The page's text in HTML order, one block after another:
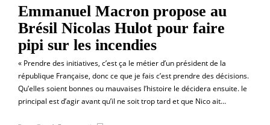
Emmanuel Macron propose au
Brésil Nicolas Hulot pour faire
pipi sur les incendies
« Prendre des initiatives, c’est ça le métier d’un président de la
république Française, donc ce que je fais c’est prendre des décisions.
Qu’elles soient bonnes ou mauvaises l’histoire le décidera ensuite. le
principal est d’agir avant qu’il ne soit trop tard et que Nico ait…